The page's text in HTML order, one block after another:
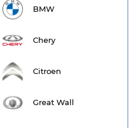
BMW
Chery
Citroen
Great Wall